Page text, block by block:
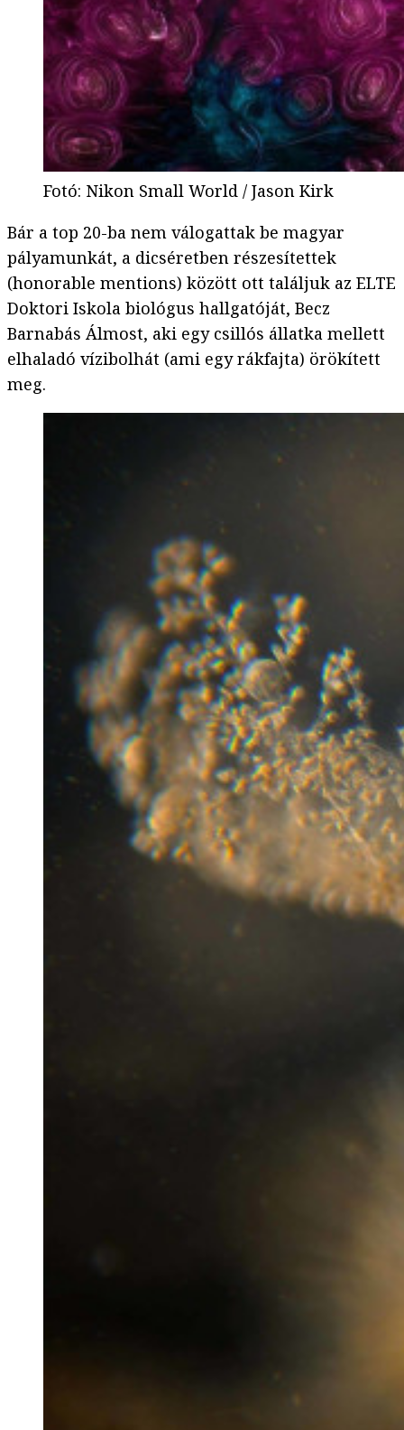
Fotó: Nikon Small World / Jason Kirk
Bár a top 20-ba nem válogattak be magyar
pályamunkát, a dicséretben részesítettek
(honorable mentions) között ott találjuk az ELTE
Doktori Iskola biológus hallgatóját, Becz
Barnabás Álmost, aki egy csillós állatka mellett
elhaladó vízibolhát (ami egy rákfajta) örökített
meg.